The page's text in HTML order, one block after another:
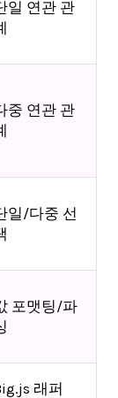
일 연관 관
중 연관 관
일/다중 선
포맷팅/파
래퍼